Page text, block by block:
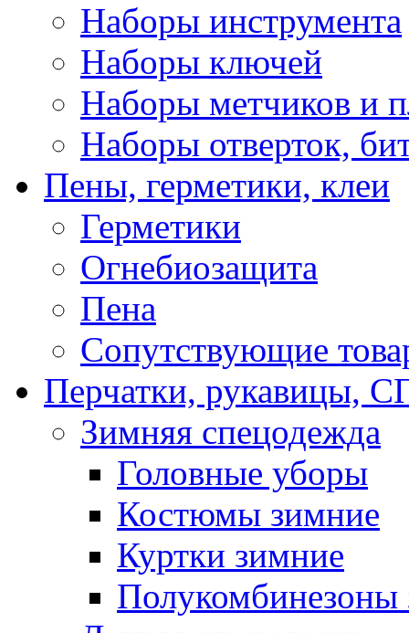
Наборы инструмента
Наборы ключей
Наборы метчиков и
Наборы отверток,
Пены, герметики, клеи
Герметики
Огнебиозащита
Пена
Сопутствующие
Перчатки,
Зимняя спецодежда
Головные уборы
Костюмы зимние
Куртки зимние
Полукомбинезоны